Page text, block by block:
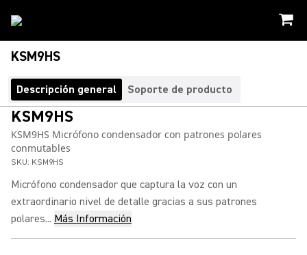
KSM9HS
Descripción general Soporte de producto
KSM9HS
KSM9HS Micrófono condensador con patrones polares
conmutables
SKU: KSM9HS
Micrófono condensador que captura la voz con un
extraordinario nivel de detalle gracias a sus patrones
polares... Más Información